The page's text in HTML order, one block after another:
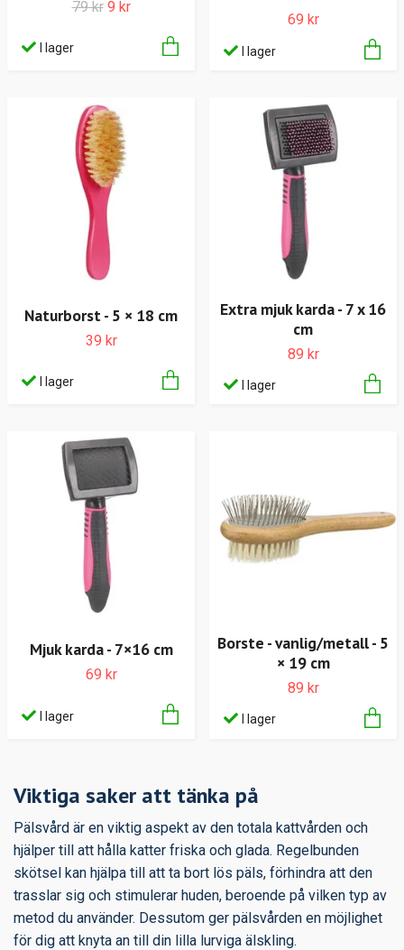
79 kr 9 kr
I lager
69 kr
I lager
Naturborst - 5 × 18 cm
39 kr
I lager
Extra mjuk karda - 7 x 16
cm
89 kr
I lager
Mjuk karda - 7×16 cm
69 kr
I lager
Borste - vanlig/metall - 5
× 19 cm
89 kr
I lager
Viktiga saker att tänka på
Pälsvård är en viktig aspekt av den totala kattvården och
hjälper till att hålla katter friska och glada. Regelbunden
skötsel kan hjälpa till att ta bort lös päls, förhindra att den
trasslar sig och stimulerar huden, beroende på vilken typ av
metod du använder. Dessutom ger pälsvården en möjlighet
för dig att knyta an till din lilla lurviga älskling.